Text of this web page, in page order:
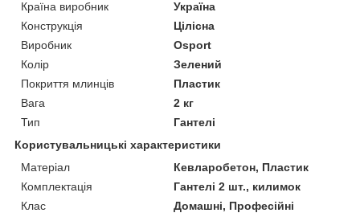
Країна виробник
Україна
Конструкція
Цілісна
Виробник
Osport
Колір
Зелений
Покриття млинців
Пластик
Вага
2 кг
Тип
Гантелі
Користувальницькі характеристики
Матеріал
Кевларобетон, Пластик
Комплектація
Гантелі 2 шт., килимок
Клас
Домашні, Професійні